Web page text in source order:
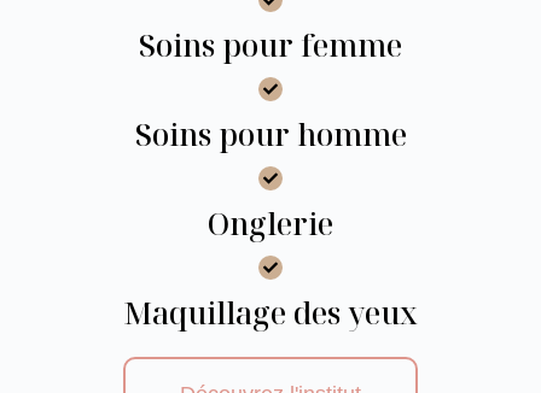
Soins pour femme
Soins pour homme
Onglerie
Maquillage des yeux